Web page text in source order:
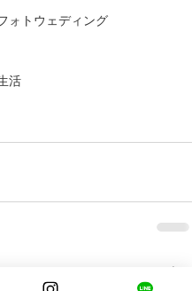
ォトウェディング
活
すべて表示